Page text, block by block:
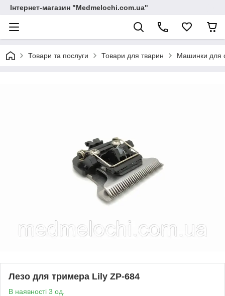
Інтернет-магазин "Medmelochi.com.ua"
Товари та послуги Товари для тварин Машинки для
Лезо для тримера Lily ZP-684
В наявності 3 од.